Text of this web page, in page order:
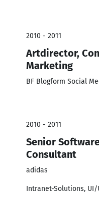
2010 - 2011
Artdirector,
Marketing
BF Blogform Social
2010 - 2011
Senior
Consultant
adidas
Intranet-Solutions, UI/